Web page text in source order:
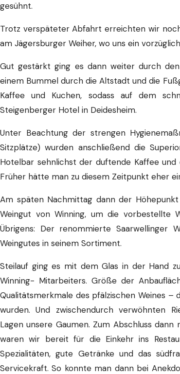
gesühnt.
Trotz verspäteter Abfahrt erreichten wir noch
am Jägersburger Weiher, wo uns ein
Gut gestärkt ging es dann weiter durch
einem Bummel durch die Altstadt und die
Kaffee und Kuchen, sodass auf dem
Steigenberger Hotel in Deidesheim.
Unter Beachtung der strengen
Sitzplätze) wurden anschließend die
Hotelbar sehnlichst der duftende Kaffee und
Früher hätte man zu diesem Zeitpunkt eher
Am späten Nachmittag dann der
Weingut von Winning, um die vorbestellte
Übrigens: Der renommierte Saarwellinger
Weingutes in seinem Sortiment.
Steilauf ging es mit dem Glas in der Hand
Winning- Mitarbeiters. Größe der
Qualitätsmerkmale des pfälzischen Weines
wurden. Und zwischendurch verwöhnten
Lagen unsere Gaumen. Zum Abschluss
waren wir bereit für die Einkehr ins
Spezialitäten, gute Getränke und das
Servicekraft. So konnte man dann bei